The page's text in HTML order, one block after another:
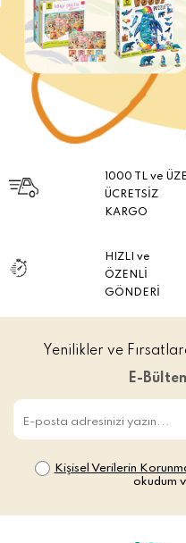
1000 TL ve
ÜCRETSİZ
KARGO
HIZLI ve
ÖZENLİ
GÖNDERİ
Yenilikler ve
E-
Kişisel Verilerin
okudum